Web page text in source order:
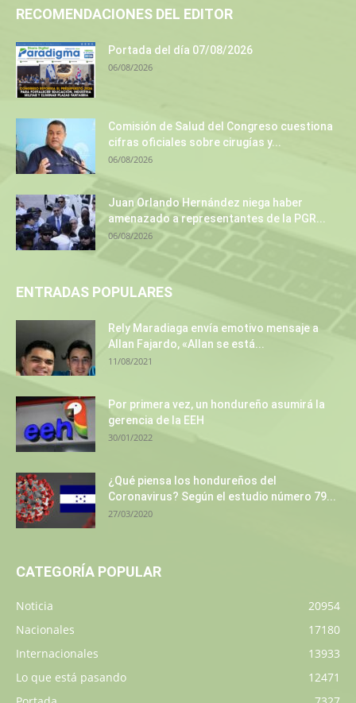
RECOMENDACIONES DEL EDITOR
Portada del día 07/08/2026
06/08/2026
Comisión de Salud del Congreso cuestiona
cifras oficiales sobre cirugías y...
06/08/2026
Juan Orlando Hernández niega haber
amenazado a representantes de la PGR...
06/08/2026
ENTRADAS POPULARES
Rely Maradiaga envía emotivo mensaje a
Allan Fajardo, «Allan se está...
11/08/2021
Por primera vez, un hondureño asumirá la
gerencia de la EEH
30/01/2022
¿Qué piensa los hondureños del
Coronavirus? Según el estudio número 79...
27/03/2020
CATEGORÍA POPULAR
Noticia
20954
Nacionales
17180
Internacionales
13933
Lo que está pasando
12471